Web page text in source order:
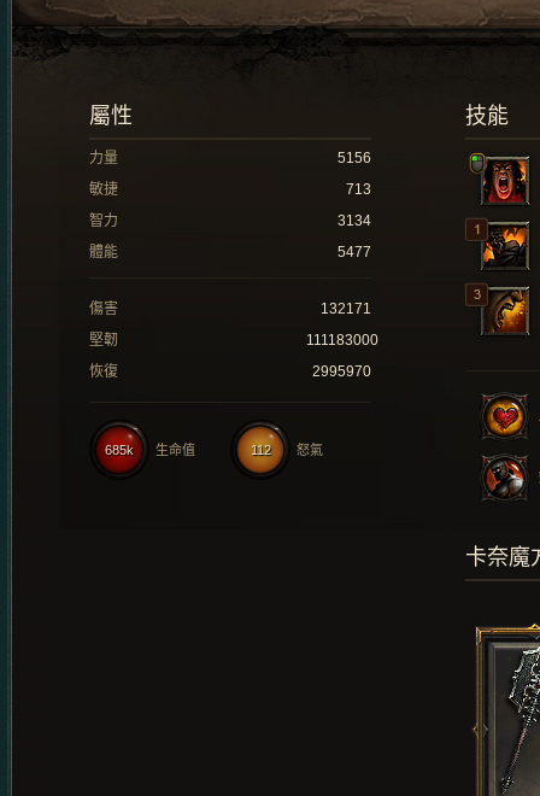
技能
屬性
力量
5156
敏捷
713
智力
3134
體能
5477
傷害
132171
堅韌
111183000
恢復
2995970
112 怒氣
685k 生命值
卡奈魔